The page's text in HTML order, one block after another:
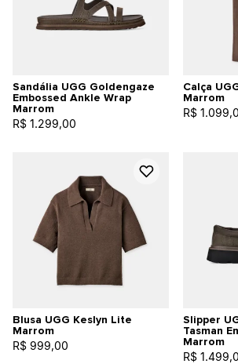
Sandália UGG Goldengaze
Embossed Ankle Wrap
Marrom
R$ 1.299,00
Calça
Marrom
R$
Blusa UGG Keslyn Lite
Marrom
R$ 999,00
Slipper
Tasman
Marrom
R$